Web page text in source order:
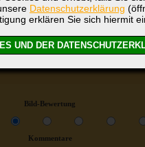
Datenschutzerklärung
erklären Sie sich hiermit
Bild-Bewertung
Kommentare